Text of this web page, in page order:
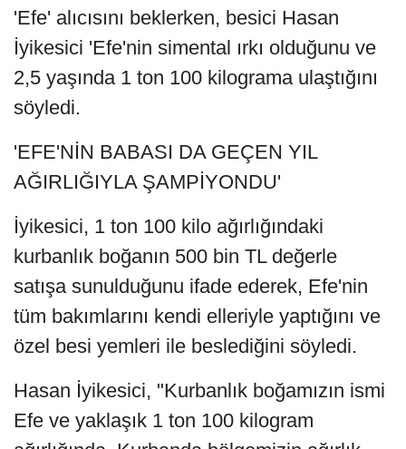
'Efe' alıcısını beklerken, besici Hasan
İyikesici 'Efe'nin simental ırkı olduğunu ve
2,5 yaşında 1 ton 100 kilograma ulaştığını
söyledi.
'EFE'NİN BABASI DA GEÇEN YIL
AĞIRLIĞIYLA ŞAMPİYONDU'
İyikesici, 1 ton 100 kilo ağırlığındaki
kurbanlık boğanın 500 bin TL değerle
satışa sunulduğunu ifade ederek, Efe'nin
tüm bakımlarını kendi elleriyle yaptığını ve
özel besi yemleri ile beslediğini söyledi.
Hasan İyikesici, "Kurbanlık boğamızın ismi
Efe ve yaklaşık 1 ton 100 kilogram